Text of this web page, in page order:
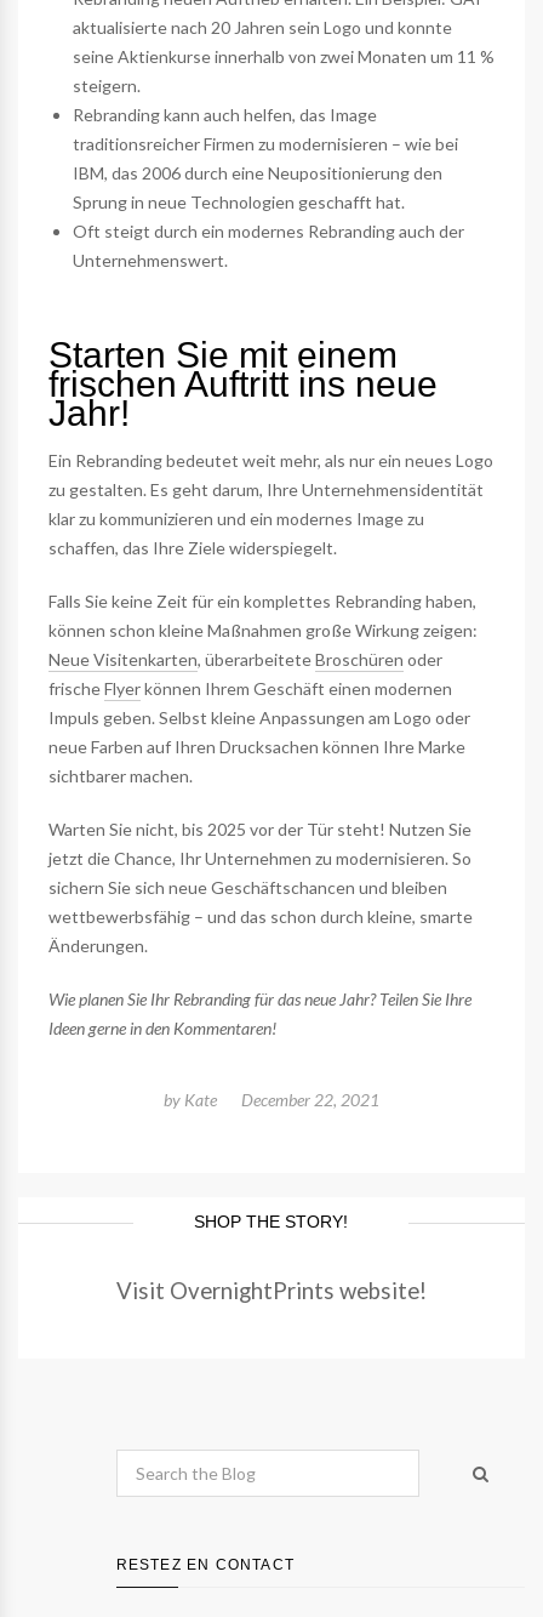
aktualisierte nach 20 Jahren sein Logo und konnte
seine Aktienkurse innerhalb von zwei Monaten um 11 %
steigern.
Rebranding kann auch helfen, das Image
traditionsreicher Firmen zu modernisieren – wie bei
IBM, das 2006 durch eine Neupositionierung den
Sprung in neue Technologien geschafft hat.
Oft steigt durch ein modernes Rebranding auch der
Unternehmenswert.
Starten Sie mit einem
frischen Auftritt ins neue
Jahr!
Ein Rebranding bedeutet weit mehr, als nur ein neues Logo
zu gestalten. Es geht darum, Ihre Unternehmensidentität
klar zu kommunizieren und ein modernes Image zu
schaffen, das Ihre Ziele widerspiegelt.
Falls Sie keine Zeit für ein komplettes Rebranding haben,
können schon kleine Maßnahmen große Wirkung zeigen:
Neue Visitenkarten, überarbeiteteBroschüren oder
frischeFlyerkönnen Ihrem Geschäft einen modernen
Impuls geben. Selbst kleine Anpassungen am Logo oder
neue Farben auf Ihren Drucksachen können Ihre Marke
sichtbarer machen.
Warten Sie nicht, bis 2025 vor der Tür steht! Nutzen Sie
jetzt die Chance, Ihr Unternehmen zu modernisieren. So
sichern Sie sich neue Geschäftschancen und bleiben
wettbewerbsfähig – und das schon durch kleine, smarte
Änderungen.
Wie planen Sie Ihr Rebranding für das neue Jahr? Teilen Sie Ihre
Ideen gerne in den Kommentaren!
by Kate December 22, 2021
SHOP THE STORY!
Visit OvernightPrints website!
RESTEZ EN CONTACT